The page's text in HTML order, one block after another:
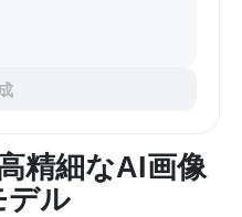
精細なAI画像
デル